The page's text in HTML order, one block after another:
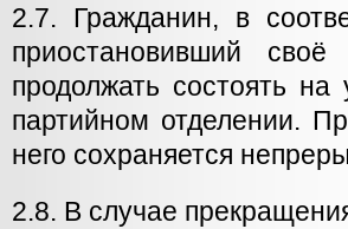
2.7. Гражданин, в
приостановивший
продолжать состоять
партийном отделении.
него сохраняется
2.8. В случае